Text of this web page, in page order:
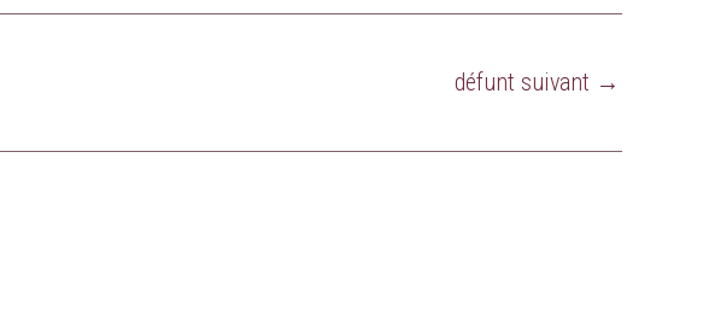
défunt suivant →